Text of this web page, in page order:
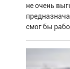
не очень
смог бы